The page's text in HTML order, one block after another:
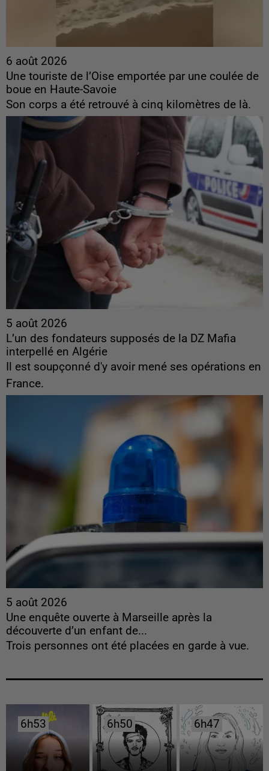
6 août 2026
Une touriste de l’Oise emportée par une coulée de
boue en Haute-Savoie
Son corps a été retrouvé à cinq kilomètres de là.
5 août 2026
L’un des fondateurs supposés de la DZ Mafia
interpellé en Algérie
Il est soupçonné d'y avoir mené ses opérations en
France.
5 août 2026
Une enquête ouverte à Marseille après la
découverte d’un enfant de...
Trois personnes ont été placées en garde à vue.
6h53
6h53 6h50
6h50 6h47
6h47